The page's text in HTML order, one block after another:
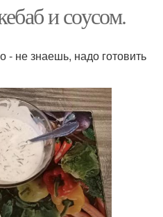
и соусом.
- не знаешь, надо готовить